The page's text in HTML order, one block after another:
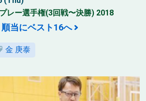
レー選手権(3回戦〜決勝) 2018
当にベスト16へ
金 庚泰